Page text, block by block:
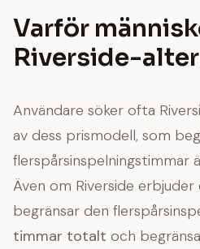
Varför
Riverside-
Användare söker ofta
av dess prismodell, som
flerspårsinspelningstimmar
Även om Riverside erbjuder
begränsar den
timmar totalt och